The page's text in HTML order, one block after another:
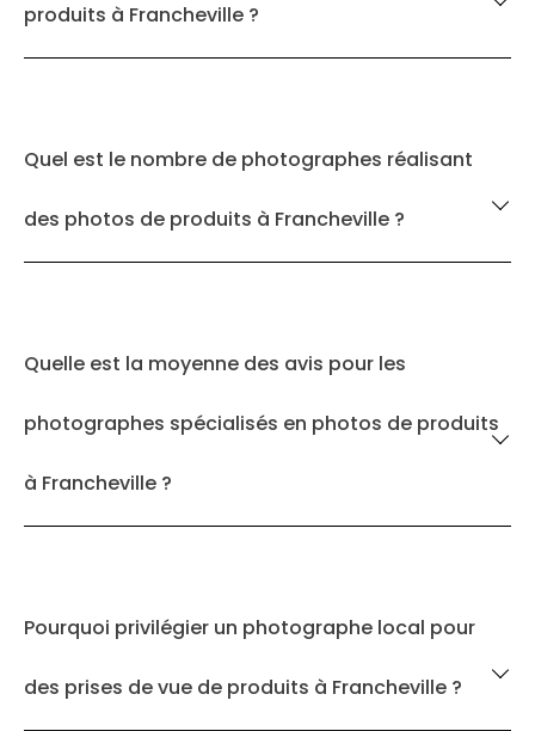
produits à Francheville ?
Quel est le nombre de photographes réalisant
des photos de produits à Francheville ?
Quelle est la moyenne des avis pour les
photographes spécialisés en photos de produits
à Francheville ?
Pourquoi privilégier un photographe local pour
des prises de vue de produits à Francheville ?